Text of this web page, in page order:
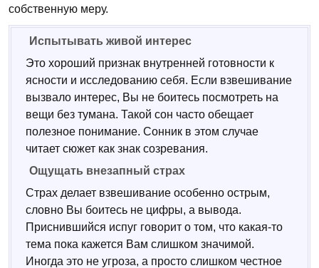
собственную меру.
Испытывать живой интерес
Это хороший признак внутренней готовности к
ясности и исследованию себя. Если взвешивание
вызвало интерес, Вы не боитесь посмотреть на
вещи без тумана. Такой сон часто обещает
полезное понимание. Сонник в этом случае
читает сюжет как знак созревания.
Ощущать внезапный страх
Страх делает взвешивание особенно острым,
словно Вы боитесь не цифры, а вывода.
Приснившийся испуг говорит о том, что какая-то
тема пока кажется Вам слишком значимой.
Иногда это не угроза, а просто слишком честное